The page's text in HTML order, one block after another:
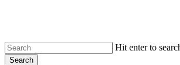
content
Hit enter to
Search